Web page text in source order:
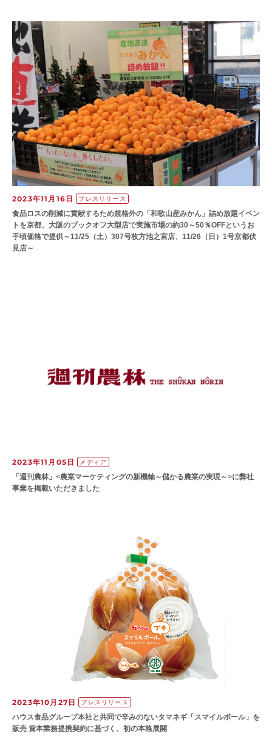
2023年11月16日 プレスリリース
食品ロスの削減に貢献するため規格外の「和歌山産みかん」詰め放題イベン
トを京都、大阪のブックオフ大型店で実施市場の約30～50％OFFというお
手頃価格で提供～11/25（土）307号枚方池之宮店、11/26（日）1号京都伏
見店～
2023年11月05日 メディア
「週刊農林」<農業マーケティングの新機軸～儲かる農業の実現～>に弊社
事業を掲載いただきました
2023年10月27日 プレスリリース
ハウス食品グループ本社と共同で辛みのないタマネギ「スマイルボール」を
販売 資本業務提携契約に基づく、初の本格展開